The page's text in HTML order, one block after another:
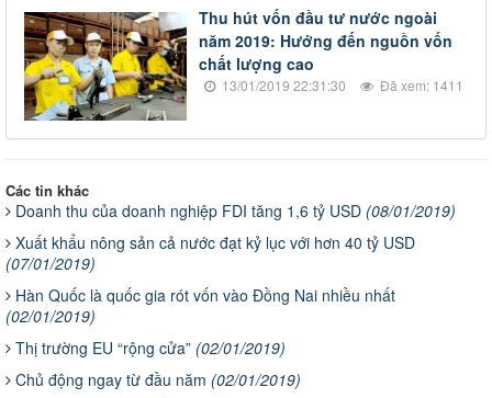
Thu hút vốn đầu tư nước ngoài
năm 2019: Hướng đến nguồn vốn
chất lượng cao
13/01/2019 22:31:30 Đã xem: 1411
Các tin khác
​Doanh thu của doanh nghiệp FDI tăng 1,6 tỷ USD (08/01/2019)
Xuất khẩu nông sản cả nước đạt kỷ lục với hơn 40 tỷ USD
(07/01/2019)
Hàn Quốc là quốc gia rót vốn vào Đồng Nai nhiều nhất
(02/01/2019)
Thị trường EU “rộng cửa” (02/01/2019)
Chủ động ngay từ đầu năm (02/01/2019)